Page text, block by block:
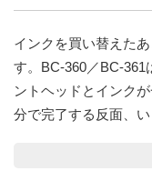
インクを買い替えた
す。BC-360／BC-361
ントヘッドとインク
分で完了する反面、